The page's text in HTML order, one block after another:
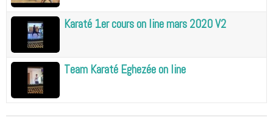
Karaté 1er cours on line mars 2020 V2
Team Karaté Eghezée on line